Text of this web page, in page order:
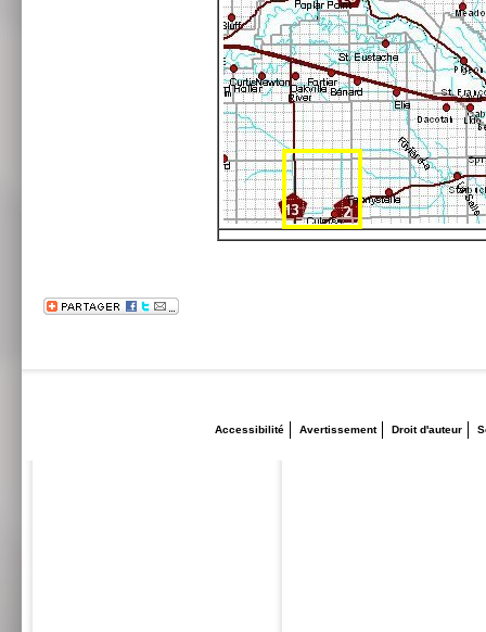
Accessibilité Avertissement Droit d'auteur